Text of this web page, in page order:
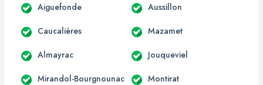
Aiguefonde Aussillon
Caucalières Mazamet
Almayrac Jouqueviel
Mirandol-Bourgnounac Montirat